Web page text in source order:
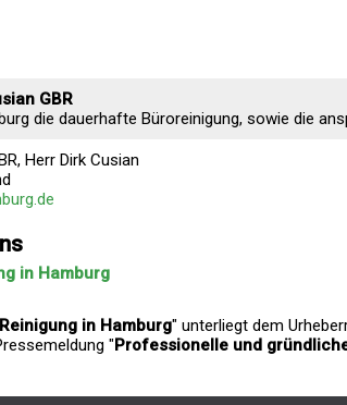
GBR
die dauerhafte Büroreinigung, sowie die
Herr Dirk Cusian
in Hamburg
in Hamburg" unterliegt dem
"Professionelle und